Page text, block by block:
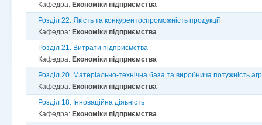
Кафедра: Економіки підприємства
Розділ 22. Якість та конкурентоспроможність продукції
Кафедра: Економіки підприємства
Розділ 21. Витрати підприємства
Кафедра: Економіки підприємства
Розділ 20. Матеріально-технічна база та виробнича потужність
Кафедра: Економіки підприємства
Розділ 18. Інноваційна діяьність
Кафедра: Економіки підприємства